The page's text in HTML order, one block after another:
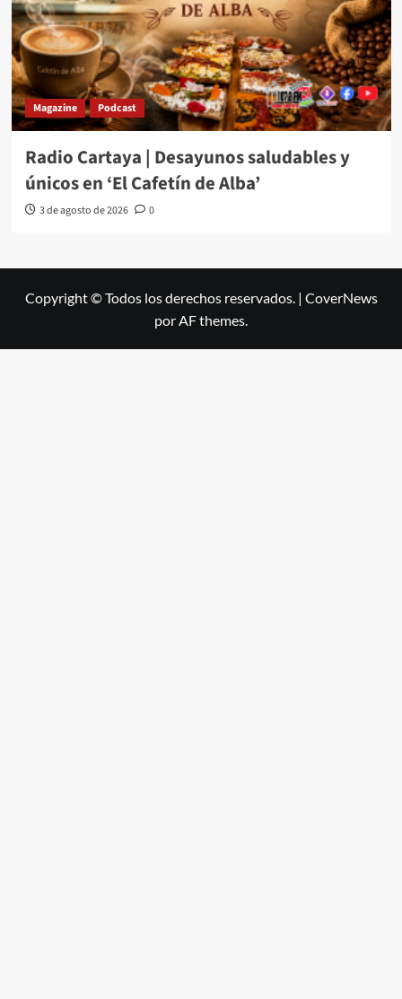
Magazine Podcast
Radio Cartaya | Desayunos saludables y
únicos en ‘El Cafetín de Alba’
3 de agosto de 2026 0
Copyright © Todos los derechos reservados. | CoverNews
por AF themes.